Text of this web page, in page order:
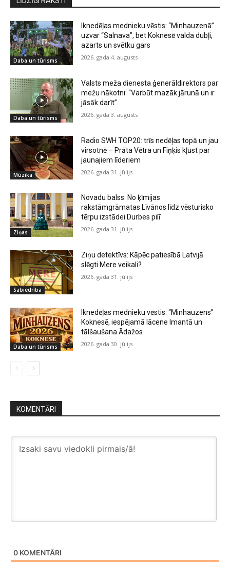
Daba un tūrisms
Iknedēļas mednieku vēstis: “Minhauzenā”
uzvar “Salnava”, bet Koknesē valda dubļi,
azarts un svētku gars
2026. gada 4. augusts
Daba un tūrisms
Valsts meža dienesta ģenerāldirektors par
mežu nākotni: “Varbūt mazāk jārunā un ir
jāsāk darīt”
2026. gada 3. augusts
Mūzika
Radio SWH TOP20: trīs nedēļas topā un jau
virsotnē – Prāta Vētra un Fiņķis kļūst par
jaunajiem līderiem
2026. gada 31. jūlijs
Ziņas
Novadu balss: No ķīmijas
rakstāmgrāmatas Līvānos līdz vēsturisko
tērpu izstādei Durbes pilī
2026. gada 31. jūlijs
Sabiedrība
Ziņu detektīvs: Kāpēc patiesībā Latvijā
slēgti Mere veikali?
2026. gada 31. jūlijs
Daba un tūrisms
Iknedēļas mednieku vēstis: “Minhauzens”
Koknesē, iespējamā lācene Imantā un
tālšaušana Ādažos
2026. gada 30. jūlijs
KOMENTĀRI
0 KOMENTĀRI